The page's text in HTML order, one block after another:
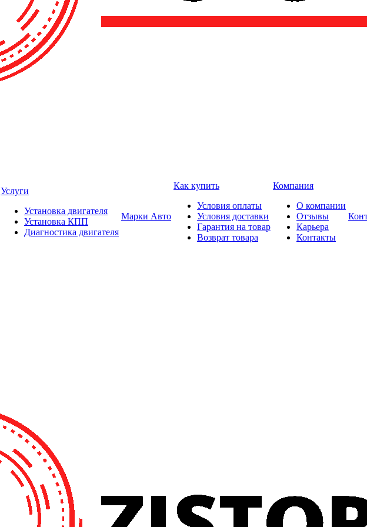
Услуги
Установка двигателя
Установка КПП
Диагностика двигателя
Марки Авто
Как купить
Условия оплаты
Условия доставки
Гарантия на товар
Возврат товара
Компания
О компании
Отзывы
Карьера
Контакты